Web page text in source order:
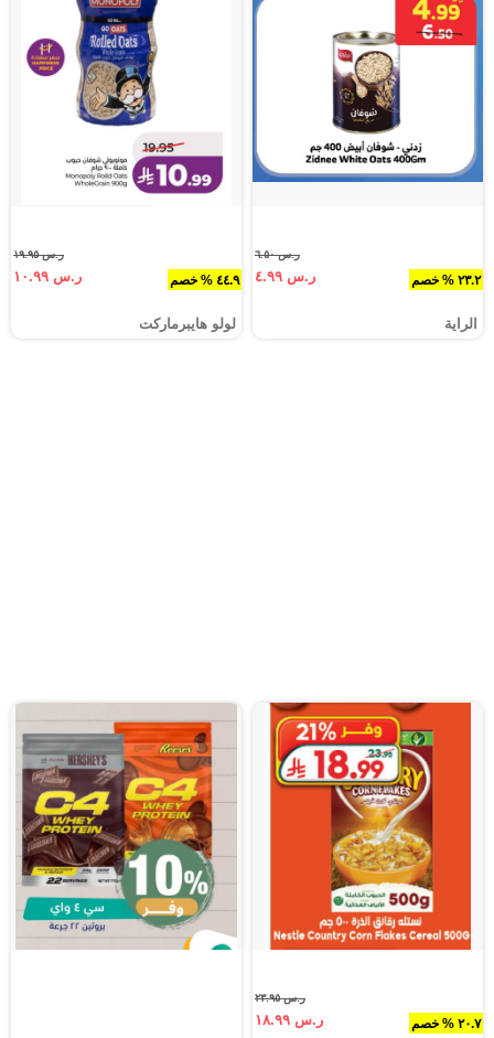
٢٣.٢ % خصم
ر.س ٦.٥٠
ر.س ٤.٩٩
الراية
٤٤.٩ % خصم
ر.س ١٩.٩٥
ر.س ١٠.٩٩
لولو هايبرماركت
٢٠.٧ % خصم
ر.س ٢٣.٩٥
ر.س ١٨.٩٩